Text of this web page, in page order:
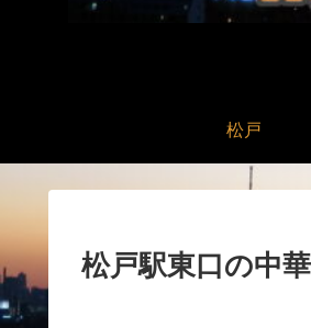
松戸
松戸駅東口の中